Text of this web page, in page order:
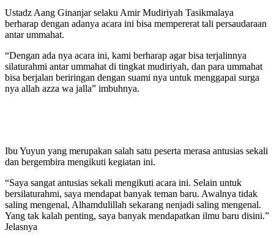
Ustadz Aang Ginanjar selaku Amir Mudiriyah Tasikmalaya
berharap dengan adanya acara ini bisa mempererat tali persaudaraan
antar ummahat.
“Dengan ada nya acara ini, kami berharap agar bisa terjalinnya
silaturahmi antar ummahat di tingkat mudiriyah, dan para ummahat
bisa berjalan beriringan dengan suami nya untuk menggapai surga
nya allah azza wa jalla” imbuhnya.
Ibu Yuyun yang merupakan salah satu peserta merasa antusias sekali
dan bergembira mengikuti kegiatan ini.
“Saya sangat antusias sekali mengikuti acara ini. Selain untuk
bersilaturahmi, saya mendapat banyak teman baru. Awalnya tidak
saling mengenal, Alhamdulillah sekarang nenjadi saling mengenal.
Yang tak kalah penting, saya banyak mendapatkan ilmu baru disini.”
Jelasnya